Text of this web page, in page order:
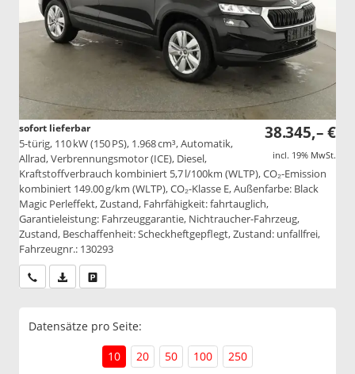
38.345,– €
incl. 19% MwSt.
sofort lieferbar
5-türig, 110 kW (150 PS), 1.968 cm³, Automatik,
Allrad, Verbrennungsmotor (ICE), Diesel,
Kraftstoffverbrauch kombiniert 5,7 l/100km (WLTP), CO₂-Emission
kombiniert 149.00 g/km (WLTP), CO₂-Klasse E, Außenfarbe: Black
Magic Perleffekt, Zustand, Fahrfähigkeit: fahrtauglich,
Garantieleistung: Fahrzeuggarantie, Nichtraucher-Fahrzeug,
Zustand, Beschaffenheit: Scheckheftgepflegt, Zustand: unfallfrei,
Fahrzeugnr.: 130293
Wir rufen Sie anPDF-Datei, Fahrzeugexposé drucken
Datensätze pro Seite:
10
20 50 100 250